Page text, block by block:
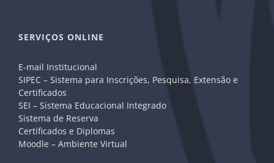
SERVIÇOS ONLINE
E-mail Institucional
SIPEC – Sistema para Inscrições, Pesquisa, Extensão e
Certificados
SEI – Sistema Educacional Integrado
Sistema de Reserva
Certificados e Diplomas
Moodle – Ambiente Virtual